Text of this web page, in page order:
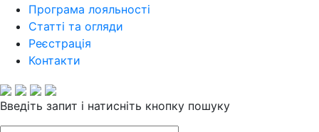
Програма лояльності
Статті та огляди
Реєстрація
Контакти
Введіть запит і натисніть кнопку пошуку